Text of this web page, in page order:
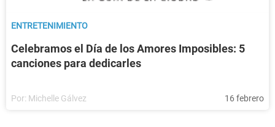
ENTRETENIMIENTO
Celebramos el Día de los Amores Imposibles: 5
canciones para dedicarles
Por: Michelle Gálvez 16 febrero